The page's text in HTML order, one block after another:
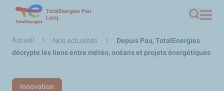
contenu
principal
TotalEnergies Pau
Lacq
Fil
d'Ariane
Accueil Nos actualités
Depuis Pau, TotalEnergies
décrypte les liens entre météo, océans et projets énergétiques
Innovation